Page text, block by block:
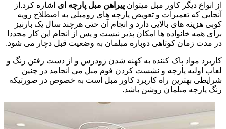
از انواع دیگر کاور مبل میتوان پیراهن مبل پارچه ای اشاره کرد.از
آنجایی که تعمیرات و تعویض پارچه های رومبلی به اصطلاح رویه
کوبی هزینه های بالایی دارد و انجام آن حتی هرچند سال یک بارنیز
برای همه خانواده ها امکان پذیر نیست و پس از انجام این کار مجددا
در مدت زمان کوتاهی دوباره مبلمان به وضعیت قبل دچار می شود.
کاربرد مواد پاک کننده به کهنه شدن زودرس و از دست رفتن رنگ و
لعاب اولیه پارچه و نشست کردن فوم مبل می انجامد در چنین
شرایطی بهترین راه کاربرد کاور مبل است به خصوص در صورتیکه
رنگ پارچه مبلمان روشن باشد.